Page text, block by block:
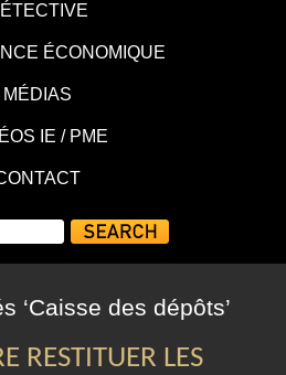
ÉCONOMIQUE
MÉDIAS
IE / PME
‘Caisse des dépôts’
RESTITUER LES